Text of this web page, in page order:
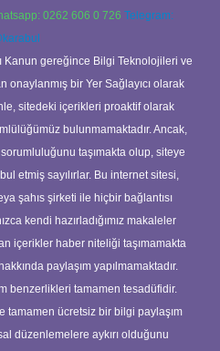
0262 606 0 726 Telegram:
Kanun gereğince Bilgi Teknolojileri ve
onaylanmış bir Yer Sağlayıcı olarak
sitedeki içerikleri proaktif olarak
bulunmamaktadır. Ancak,
taşımakta olup, siteye
etmiş sayılırlar. Bu internet sitesi,
şahıs şirketi ile hiçbir bağlantısı
kendi hazırladığımız makaleler
içerikler haber niteliği taşımamakta
paylaşım yapılmamaktadır.
benzerlikleri tamamen tesadüfidir.
tamamen ücretsiz bir bilgi paylaşım
düzenlemelere aykırı olduğunu